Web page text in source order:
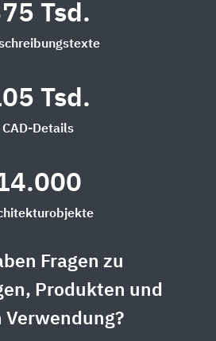
Tsd.
Tsd.
CAD-Details
Fragen zu
Produkten und
Verwendung?